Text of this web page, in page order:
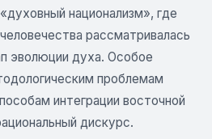
национализм», где
рассматривалась
эволюции духа. Особое
проблемам
интеграции восточной
дискурс.